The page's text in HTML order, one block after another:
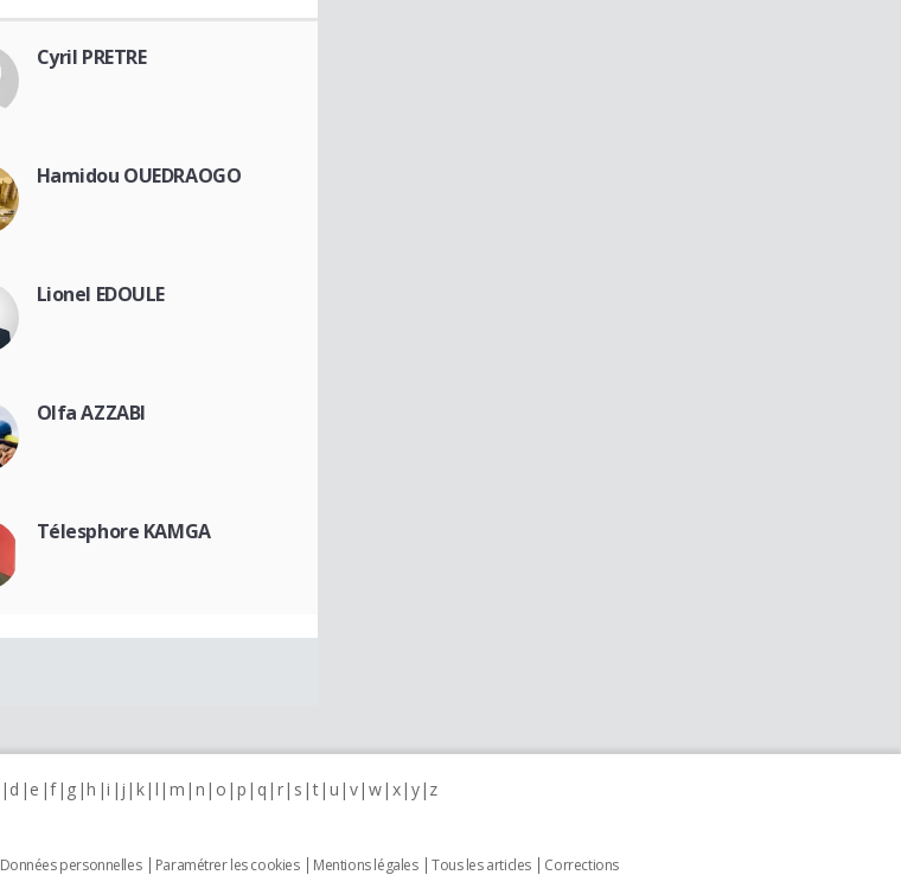
Cyril PRETRE
Hamidou OUEDRAOGO
Lionel EDOULE
Olfa AZZABI
Télesphore KAMGA
d e f g h i j k l m n o p q r s t u v w x y z
Données personnelles Paramétrer les cookies Mentions légales Tous les articles
Corrections